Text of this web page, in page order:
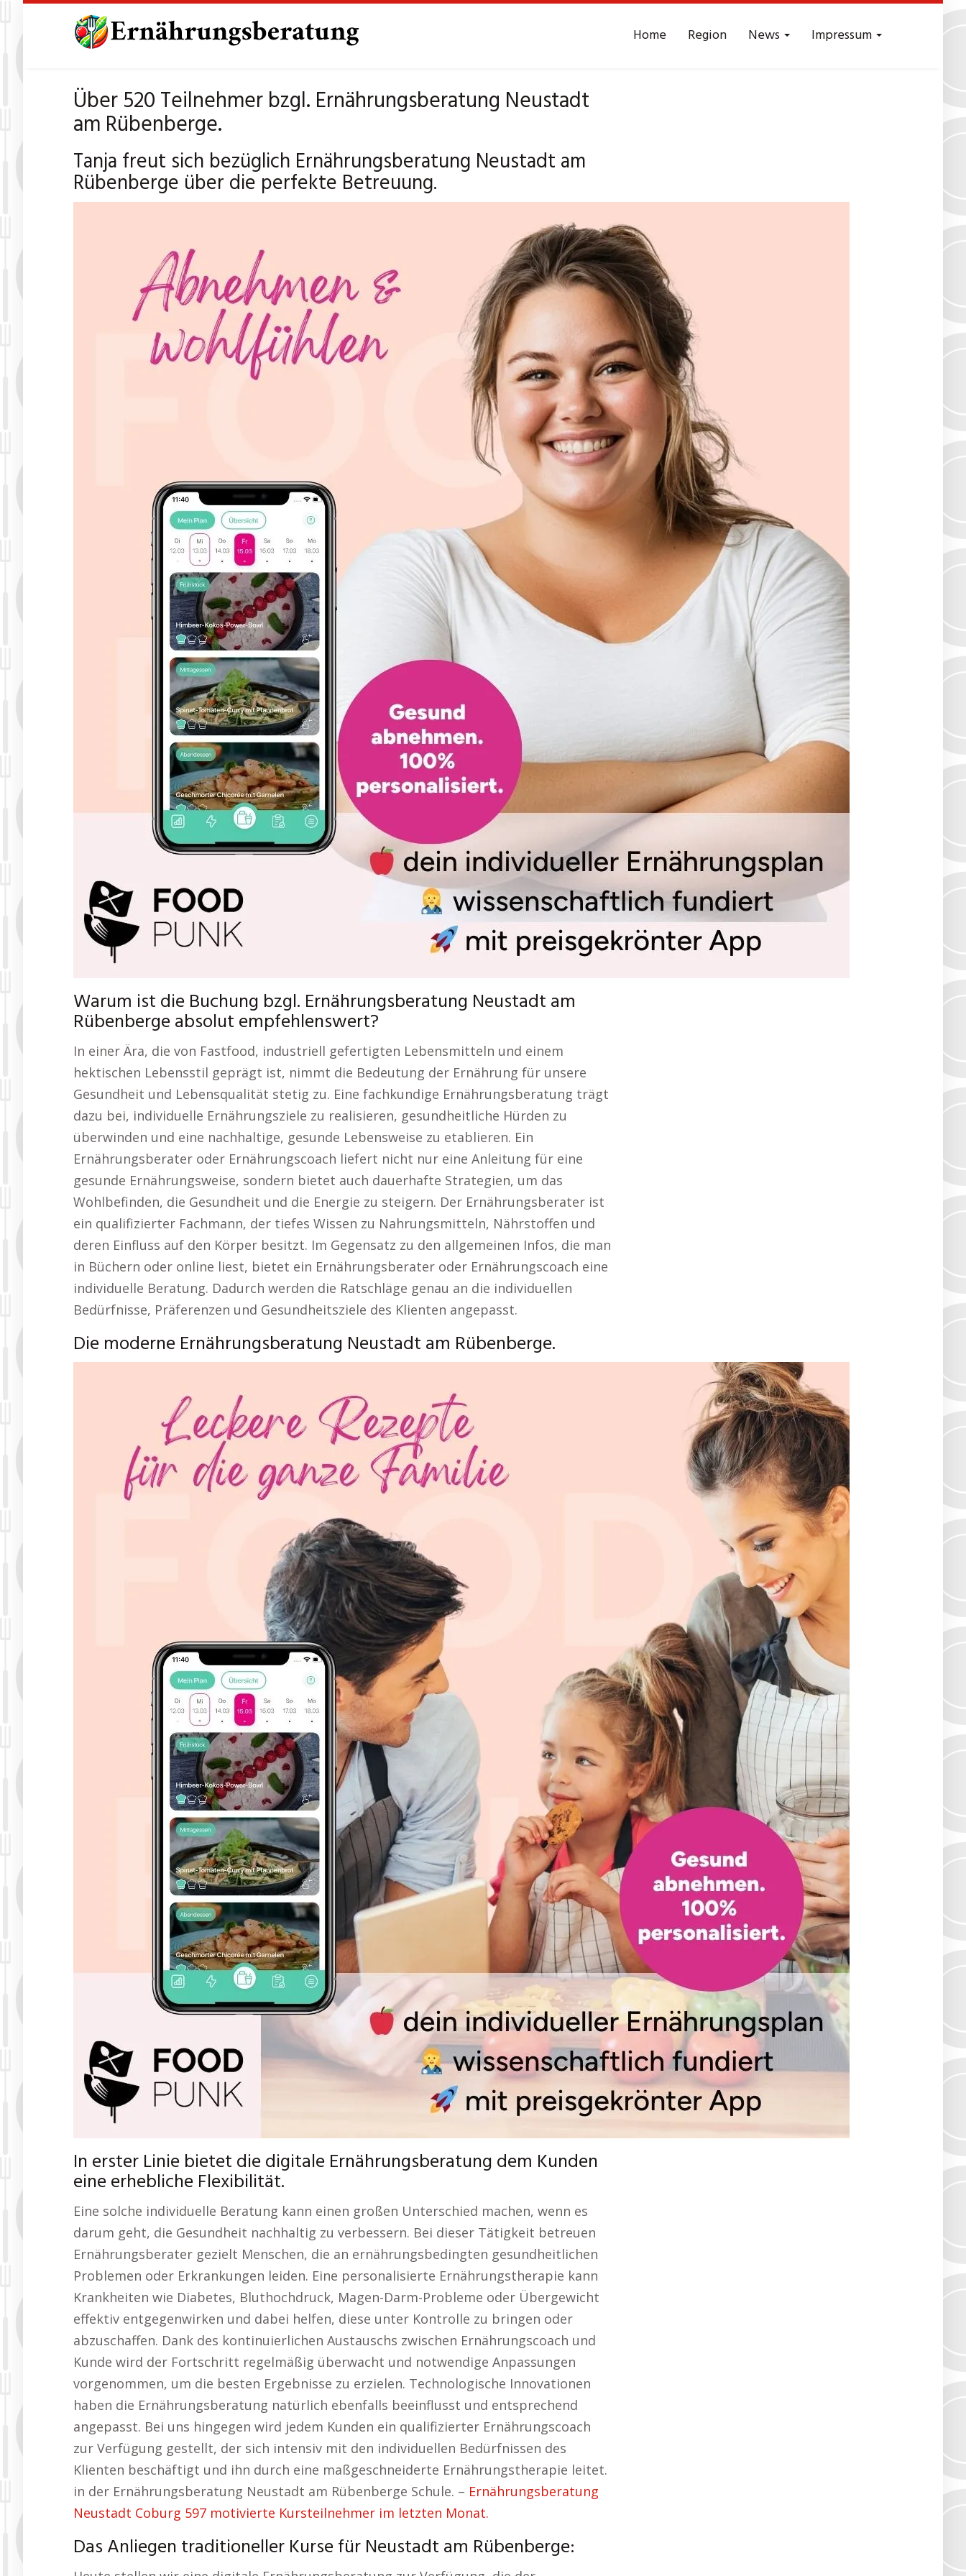
Home Region News Impressum
Über 520 Teilnehmer bzgl. Ernährungsberatung Neustadt
am Rübenberge.
Tanja freut sich bezüglich Ernährungsberatung Neustadt am
Rübenberge über die perfekte Betreuung.
Warum ist die Buchung bzgl. Ernährungsberatung Neustadt am
Rübenberge absolut empfehlenswert?
In einer Ära, die von Fastfood, industriell gefertigten Lebensmitteln und einem
hektischen Lebensstil geprägt ist, nimmt die Bedeutung der Ernährung für unsere
Gesundheit und Lebensqualität stetig zu. Eine fachkundige Ernährungsberatung trägt
dazu bei, individuelle Ernährungsziele zu realisieren, gesundheitliche Hürden zu
überwinden und eine nachhaltige, gesunde Lebensweise zu etablieren. Ein
Ernährungsberater oder Ernährungscoach liefert nicht nur eine Anleitung für eine
gesunde Ernährungsweise, sondern bietet auch dauerhafte Strategien, um das
Wohlbefinden, die Gesundheit und die Energie zu steigern. Der Ernährungsberater ist
ein qualifizierter Fachmann, der tiefes Wissen zu Nahrungsmitteln, Nährstoffen und
deren Einfluss auf den Körper besitzt. Im Gegensatz zu den allgemeinen Infos, die man
in Büchern oder online liest, bietet ein Ernährungsberater oder Ernährungscoach eine
individuelle Beratung. Dadurch werden die Ratschläge genau an die individuellen
Bedürfnisse, Präferenzen und Gesundheitsziele des Klienten angepasst.
Die moderne Ernährungsberatung Neustadt am Rübenberge.
In erster Linie bietet die digitale Ernährungsberatung dem Kunden
eine erhebliche Flexibilität.
Eine solche individuelle Beratung kann einen großen Unterschied machen, wenn es
darum geht, die Gesundheit nachhaltig zu verbessern. Bei dieser Tätigkeit betreuen
Ernährungsberater gezielt Menschen, die an ernährungsbedingten gesundheitlichen
Problemen oder Erkrankungen leiden. Eine personalisierte Ernährungstherapie kann
Krankheiten wie Diabetes, Bluthochdruck, Magen-Darm-Probleme oder Übergewicht
effektiv entgegenwirken und dabei helfen, diese unter Kontrolle zu bringen oder
abzuschaffen. Dank des kontinuierlichen Austauschs zwischen Ernährungscoach und
Kunde wird der Fortschritt regelmäßig überwacht und notwendige Anpassungen
vorgenommen, um die besten Ergebnisse zu erzielen. Technologische Innovationen
haben die Ernährungsberatung natürlich ebenfalls beeinflusst und entsprechend
angepasst. Bei uns hingegen wird jedem Kunden ein qualifizierter Ernährungscoach
zur Verfügung gestellt, der sich intensiv mit den individuellen Bedürfnissen des
Klienten beschäftigt und ihn durch eine maßgeschneiderte Ernährungstherapie leitet.
in der Ernährungsberatung Neustadt am Rübenberge Schule. – Ernährungsberatung
Neustadt Coburg 597 motivierte Kursteilnehmer im letzten Monat.
Das Anliegen traditioneller Kurse für Neustadt am Rübenberge: